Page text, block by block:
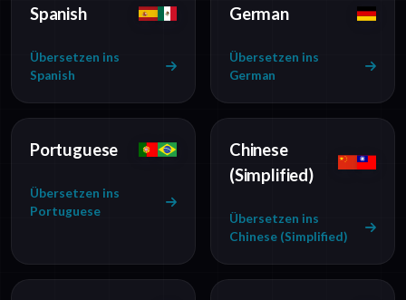
Spanish
Übersetzen ins
Spanish
German
Übersetzen ins
German
Portuguese
Übersetzen ins
Portuguese
Chinese
(Simplified)
Übersetzen ins
Chinese (Simplified)